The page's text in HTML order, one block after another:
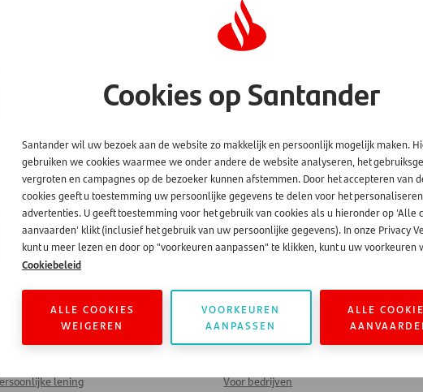
lening
Voor bedrijven
Cookies op Santander
Santander wil uw bezoek aan de website zo makkelijk en persoonlijk mogelijk maken.
gebruiken we cookies waarmee we onder andere de website analyseren, het
vergroten en campagnes op de bezoeker kunnen afstemmen. Door het accepteren van
cookies geeft u toestemming uw persoonlijke gegevens te delen voor het
advertenties. U geeft toestemming voor het gebruik van cookies als u hieronder op 'Alle
aanvaarden' klikt (inclusief het gebruik van uw persoonlijke gegevens). In onze Privacy
kunt u meer lezen en door op "voorkeuren aanpassen" te klikken, kunt u uw voorkeuren
Cookiebeleid
ALLE COOKIES
WEIGEREN
VOORKEUREN
AANPASSEN
ALLE